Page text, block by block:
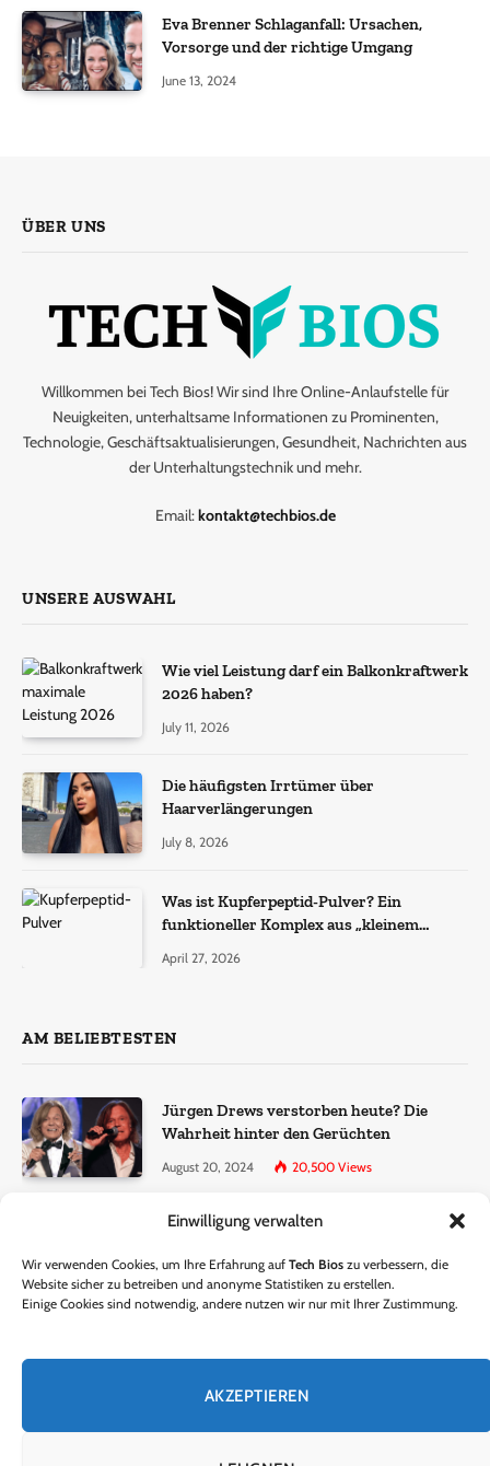
Einwilligung verwalten
Wir verwenden Cookies, um Ihre Erfahrung auf Tech Bios zu verbessern, die
Website sicher zu betreiben und anonyme Statistiken zu erstellen.
Einige Cookies sind notwendig, andere nutzen wir nur mit Ihrer Zustimmung.
AKZEPTIEREN
Eva Brenner Schlaganfall: Ursachen,
Vorsorge und der richtige Umgang
June 13, 2024
ÜBER UNS
Willkommen bei Tech Bios! Wir sind Ihre Online-Anlaufstelle für
Neuigkeiten, unterhaltsame Informationen zu Prominenten,
Technologie, Geschäftsaktualisierungen, Gesundheit, Nachrichten aus
der Unterhaltungstechnik und mehr.
Email:kontakt@techbios.de
UNSERE AUSWAHL
Wie viel Leistung darf ein Balkonkraftwerk
2026 haben?
July 11, 2026
Die häufigsten Irrtümer über
Haarverlängerungen
July 8, 2026
Was ist Kupferpeptid-Pulver? Ein
funktioneller Komplex aus „kleinem
April 27, 2026
AM BELIEBTESTEN
Jürgen Drews verstorben heute? Die
Wahrheit hinter den Gerüchten
August 20, 2024 20,500 Views
Ralf Dammasch Traueranzeige:
June 26, 2024 13,286Views
hinter den Gerüchten
October 5, 2024 9,301